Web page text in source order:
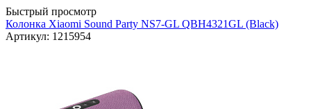
Быстрый просмотр
Колонка Xiaomi Sound Party NS7-GL QBH4321GL (Black)
Артикул: 1215954